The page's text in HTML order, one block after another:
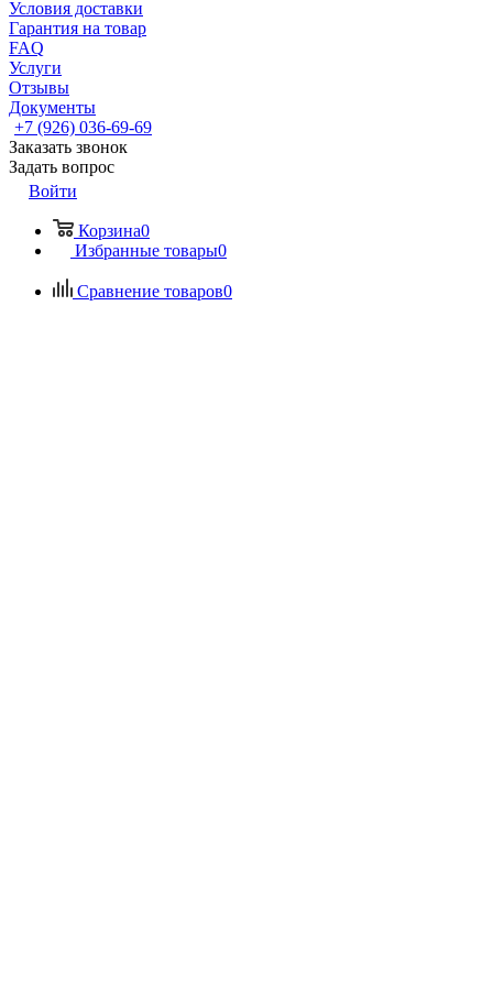
Условия доставки
Гарантия на товар
FAQ
Услуги
Отзывы
Документы
+7 (926) 036-69-69
Заказать звонок
Задать вопрос
Войти
Корзина0
Избранные товары0
Сравнение товаров0